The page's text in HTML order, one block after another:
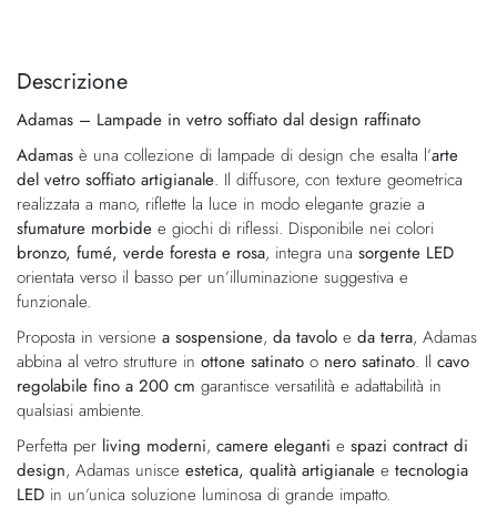
fine
galleria
di
immagini
della
di
immagini
Descrizione
Adamas – Lampade in vetro soffiato dal design raffinato
Adamas è una collezione di lampade di design che esalta l’arte
del vetro soffiato artigianale. Il diffusore, con texture geometrica
realizzata a mano, riflette la luce in modo elegante grazie a
sfumature morbide e giochi di riflessi. Disponibile nei colori
bronzo, fumé, verde foresta e rosa, integra una sorgente LED
orientata verso il basso per un’illuminazione suggestiva e
funzionale.
Proposta in versione a sospensione, da tavolo e da terra, Adamas
abbina al vetro strutture in ottone satinato o nero satinato. Il cavo
regolabile fino a 200 cm garantisce versatilità e adattabilità in
qualsiasi ambiente.
Perfetta per living moderni, camere eleganti e spazi contract di
design, Adamas unisce estetica, qualità artigianale e tecnologia
LED in un’unica soluzione luminosa di grande impatto.